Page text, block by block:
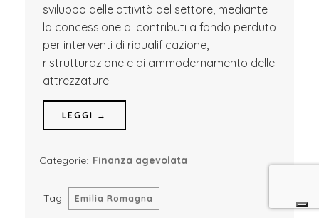
sviluppo delle attività del settore, mediante
la concessione di contributi a fondo perduto
per interventi di riqualificazione,
ristrutturazione e di ammodernamento delle
attrezzature.
LEGGI →
Categorie: Finanza agevolata
Tag: Emilia Romagna